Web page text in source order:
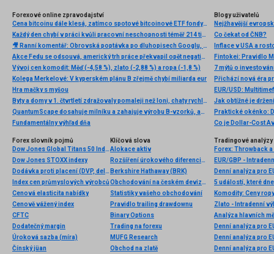
Forexové online zpravodajství
Cena bitcoinu dále klesá, zatímco spotové bitcoinové ETF fondy zažívají nejhorší týden od konce ledna
Každý den chybí v práci kvůli pracovní neschopnosti téměř 214 tisíc lidí. Přesto stonáme kratší dobu než před covidem
🎥 Ranní komentář: Obrovská poptávka po dluhopisech Googlu, dobré výsledky Airbnb a TradeDesk padá o 24%
Akce Fedu se odsouvá, americký trh práce překvapil opět negativně
Vývoj cen komodit: Měď (-4,58 %), zlato (-2,88 %) a ropa (-1,8 %)
Kolega Merkelové: V kyperském plánu B zřejmě chybí miliarda eur
Hra mačky s myšou
Byty a domy v 1. čtvrtletí zdražovaly pomaleji než loni, chaty rychleji
QuantumScape dosahuje milníku a zahajuje výrobu B-vzorků, akcie stoupají
Fundamentálny výhľad dňa
Blogy uživatelů
Co čekat od ČNB?
Inflace v USA a
Fintokei: Pravidlo
7 mýtů o
EUR/USD:
Jak obtížné je
Praktické okénko:
Co je Dollar-Cost
Forex slovník pojmů
Dow Jones Global Titans 50 Index
Dow Jones STOXX indexy
Dodávka proti placení (DVP, delivery versus payment)
Index cen průmyslových výrobců
Cenová elasticita nabídky
Cenově vážený index
CFTC
Dodatečný margin
Úroková sazba (míra)
Čínský jüan
Klíčová slova
Alokace aktiv
Rozšíření úrokového diferenciálu
Berkshire Hathaway (BRK)
Obchodování na českém devizovém trhu
Statistiky vašeho obchodování
Pravidlo trailing drawdownu
Binary Options
Trading na forexu
MUFG Research
Obchod na zlatě
Tradingové analýzy
Forex: Throwback
EUR/GBP -
Denní analýza pro
5 událostí, které
Komodity: Ceny
Zlato - Intradenní
Analýza hlavních
Denní analýza pro
Denní analýza pro
Denní analýza pro